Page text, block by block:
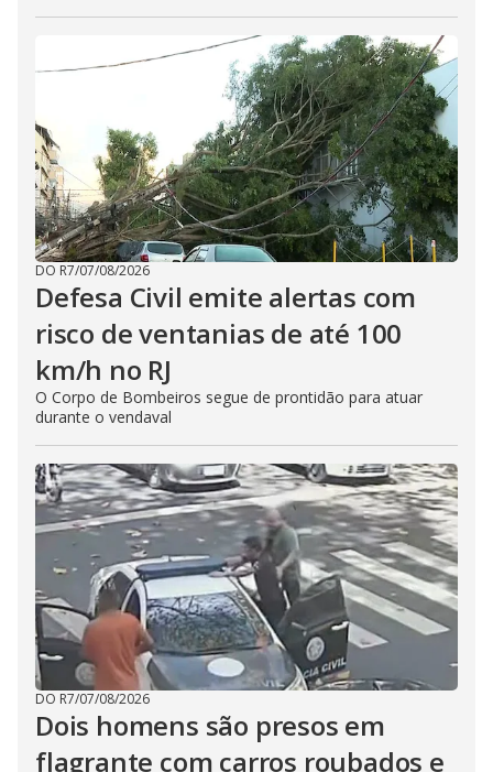
DO R7/07/08/2026
Defesa Civil emite alertas com
risco de ventanias de até 100
km/h no RJ
O Corpo de Bombeiros segue de prontidão para atuar
durante o vendaval
DO R7/07/08/2026
Dois homens são presos em
flagrante com carros roubados e